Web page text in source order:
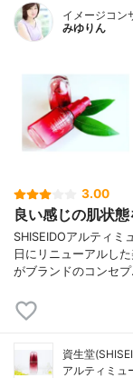
イメージコン
みゆりん
3.00
良い感じの肌状
SHISEIDOアルティ
日にリニューアルし
がブランドのコンセ
資生堂
アルティミュ